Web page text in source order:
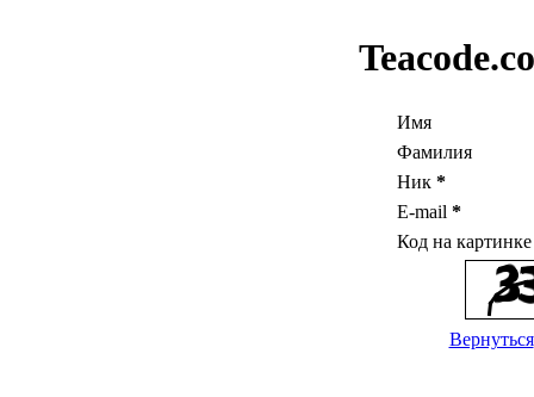
Имя
Фамилия
Ник *
E-mail *
Код на
Вернуться